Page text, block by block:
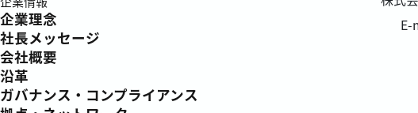
企業理念
社長メッセージ
会社概要
沿革
ガバナンス・コンプライアンス
E-